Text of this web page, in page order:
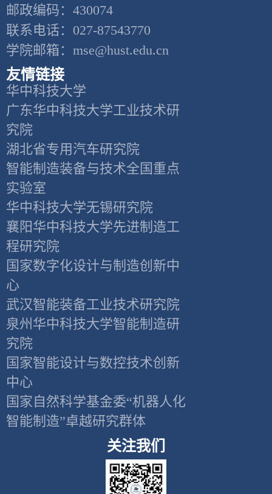
邮政编码：430074
联系电话：027-87543770
学院邮箱：mse@hust.edu.cn
友情链接
华中科技大学
广东华中科技大学工业技术研
究院
湖北省专用汽车研究院
智能制造装备与技术全国重点
实验室
华中科技大学无锡研究院
襄阳华中科技大学先进制造工
程研究院
国家数字化设计与制造创新中
心
武汉智能装备工业技术研究院
泉州华中科技大学智能制造研
究院
国家智能设计与数控技术创新
中心
国家自然科学基金委“机器人化
智能制造”卓越研究群体
关注我们